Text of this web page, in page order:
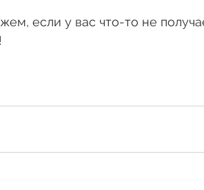
если у вас что-то не